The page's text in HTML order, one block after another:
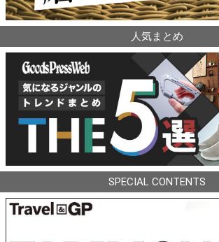
人気まとめ
SPECIAL CONTENTS